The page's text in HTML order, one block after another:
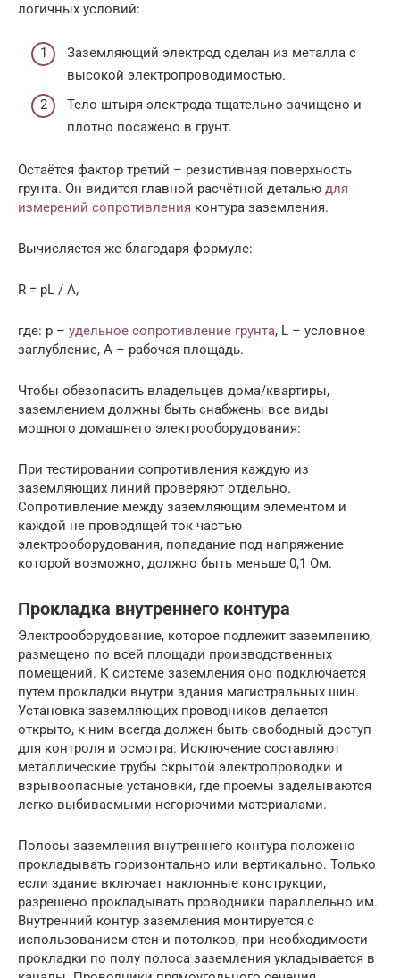
логичных условий:
Заземляющий электрод сделан из металла с
высокой электропроводимостью.
Тело штыря электрода тщательно зачищено и
плотно посажено в грунт.
Остаётся фактор третий – резистивная поверхность
грунта. Он видится главной расчётной деталью для
измерений сопротивления контура заземления.
Вычисляется же благодаря формуле:
R = pL / A,
где: p – удельное сопротивление грунта, L – условное
заглубление, А – рабочая площадь.
Чтобы обезопасить владельцев дома/квартиры,
заземлением должны быть снабжены все виды
мощного домашнего электрооборудования:
При тестировании сопротивления каждую из
заземляющих линий проверяют отдельно.
Сопротивление между заземляющим элементом и
каждой не проводящей ток частью
электрооборудования, попадание под напряжение
которой возможно, должно быть меньше 0,1 Ом.
Прокладка внутреннего контура
Электрооборудование, которое подлежит заземлению,
размещено по всей площади производственных
помещений. К системе заземления оно подключается
путем прокладки внутри здания магистральных шин.
Установка заземляющих проводников делается
открыто, к ним всегда должен быть свободный доступ
для контроля и осмотра. Исключение составляют
металлические трубы скрытой электропроводки и
взрывоопасные установки, где проемы заделываются
легко выбиваемыми негорючими материалами.
Полосы заземления внутреннего контура положено
прокладывать горизонтально или вертикально. Только
если здание включает наклонные конструкции,
разрешено прокладывать проводники параллельно им.
Внутренний контур заземления монтируется с
использованием стен и потолков, при необходимости
прокладки по полу полоса заземления укладывается в